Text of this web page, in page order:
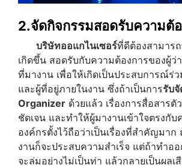
2.จัดกิจกรรมสอดรับความต้
บริษัทออแกไนเซอร์ที่ดีต้องสามาร
เกิดขึ้น สอดรับกับความต้องการของผู้ว่
ที่มางาน เพื่อให้เกิดเป็นประสบการณ์ร่
และผู้ที่อยู่ภายในงาน ซึ่งถ้าเป็นการรับ
Organizer ด้วยแล้ว เรื่องการสื่อสารตั
ชัดเจน และทำให้ผู้มางานเข้าใจตรงกั
องค์กรตั้งไว้ถือว่าเป็นเรื่องที่สำคัญมา
งานก็จะประสบความสำเร็จ แต่ถ้าทำอ
จะล่มอย่างไม่เป็นท่า แล้วกลายเป็นผลเ